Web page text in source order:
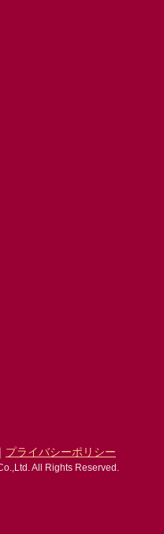
｜ プライバシーポリシー
All Rights Reserved.